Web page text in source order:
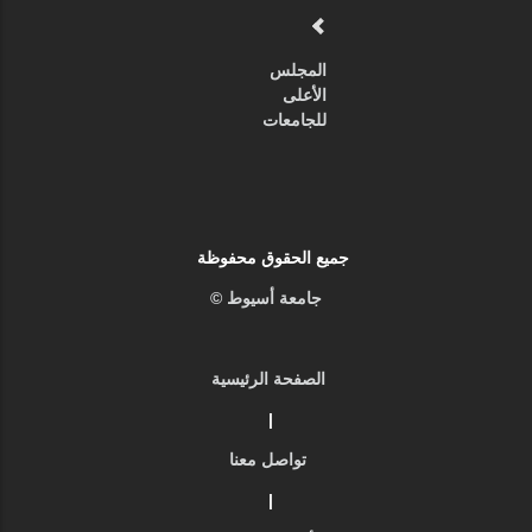
المجلس
الأعلى
للجامعات
جميع الحقوق محفوظة
جامعة أسيوط ©
الصفحة الرئيسية
|
تواصل معنا
|